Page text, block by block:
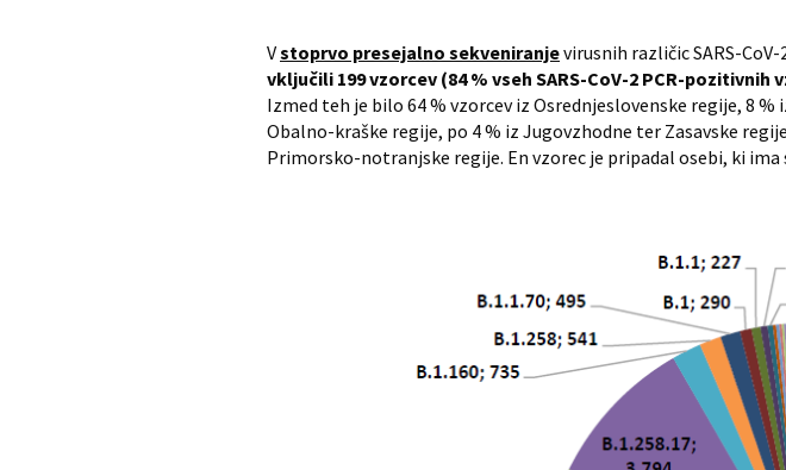
Vstoprvo presejalno sekveniranjevirusnih različic SARS-
vključili 199 vzorcev (84 % vseh SARS-CoV-2 PCR-pozitivnih
Izmed teh je bilo 64 % vzorcev iz Osrednjeslovenske regije, 8
Obalno-kraške regije, po 4 % iz Jugovzhodne ter Zasavske
Primorsko-notranjske regije. En vzorec je pripadal osebi, ki